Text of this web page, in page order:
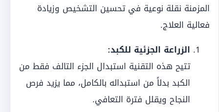
المزمنة نقلة نوعية في تحسين التشخيص وزيادة
فعالية العلاج.
الزراعة الجزئية للكبد:
تتيح هذه التقنية استبدال الجزء التالف فقط من
الكبد بدلاً من استبداله بالكامل، مما يزيد فرص
النجاح ويقلل فترة التعافي.